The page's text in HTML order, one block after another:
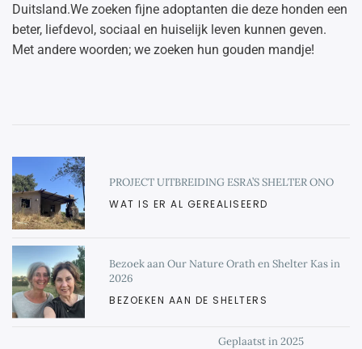
Duitsland.We zoeken fijne adoptanten die deze honden een
beter, liefdevol, sociaal en huiselijk leven kunnen geven.
Met andere woorden; we zoeken hun gouden mandje!
PROJECT UITBREIDING ESRA’S SHELTER ONO
WAT IS ER AL GEREALISEERD
Bezoek aan Our Nature Orath en Shelter Kas in
2026
BEZOEKEN AAN DE SHELTERS
Geplaatst in 2025